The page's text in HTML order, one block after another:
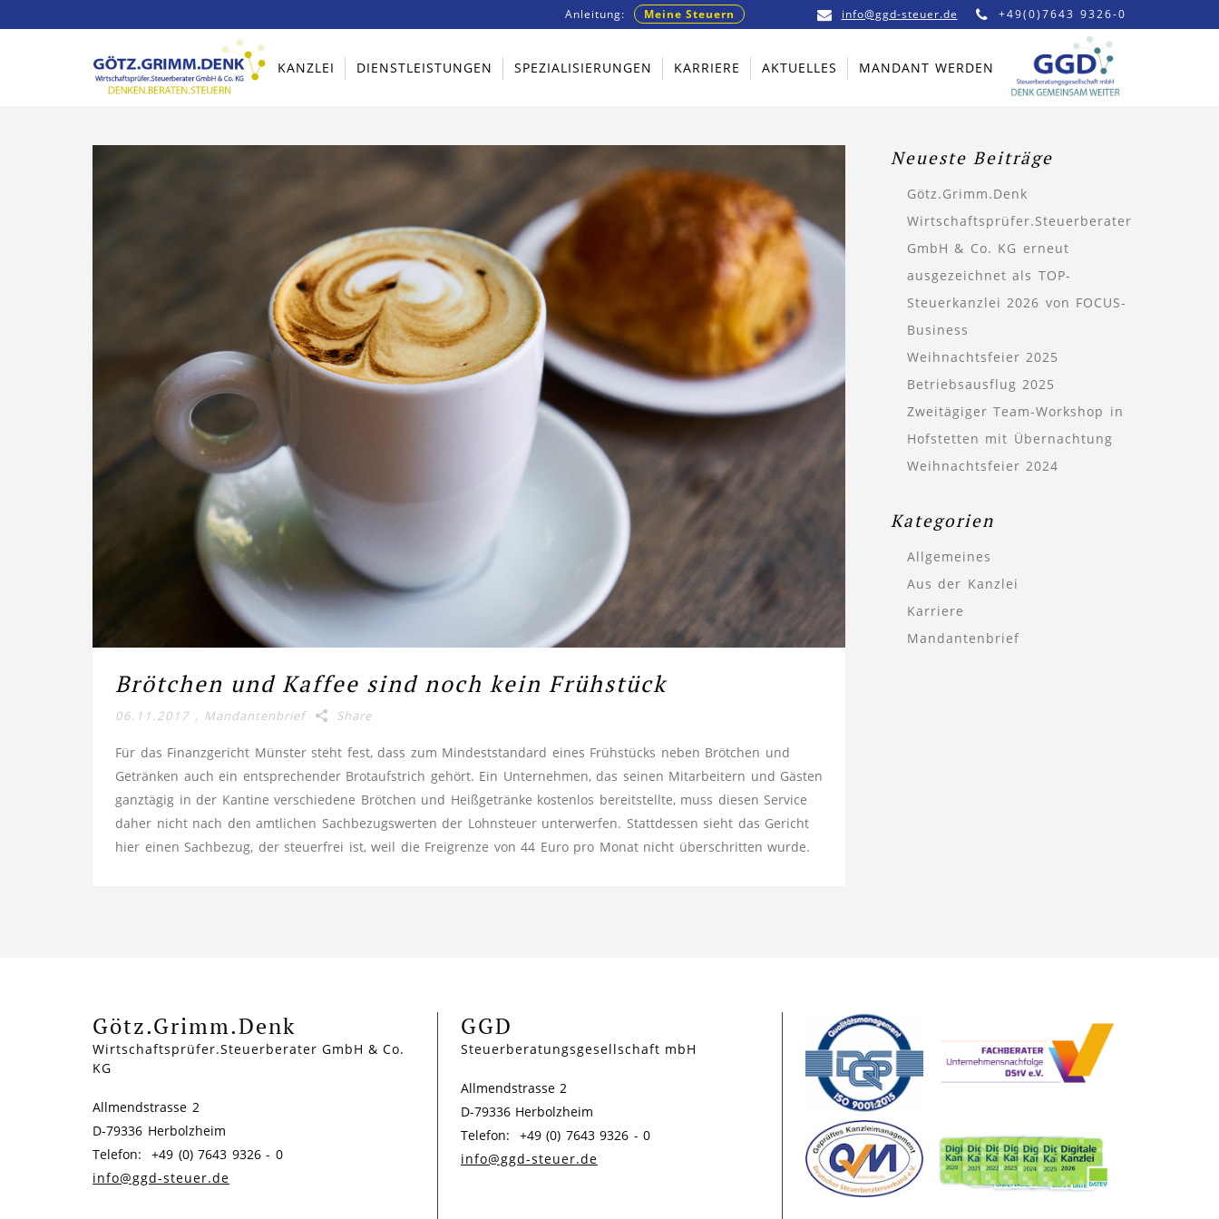
Anleitung: Meine Steuern info@ggd-steuer.de +49(0)7643 9326-0
KANZLEI DIENSTLEISTUNGEN SPEZIALISIERUNGEN KARRIERE AKTUELLES MANDANT WERDEN
Brötchen und Kaffee sind noch kein Frühstück
06.11.2017 Mandantenbrief Share
Für das Finanzgericht Münster steht fest, dass zum Mindeststandard eines Frühstücks neben Brötchen und
Getränken auch ein entsprechender Brotaufstrich gehört. Ein Unternehmen, das seinen Mitarbeitern und Gästen
ganztägig in der Kantine verschiedene Brötchen und Heißgetränke kostenlos bereitstellte, muss diesen Service
daher nicht nach den amtlichen Sachbezugswerten der Lohnsteuer unterwerfen. Stattdessen sieht das Gericht
hier einen Sachbezug, der steuerfrei ist, weil die Freigrenze von 44 Euro pro Monat nicht überschritten wurde.
Neueste Beiträge
Götz.Grimm.Denk
Wirtschaftsprüfer.Steuerberater
GmbH & Co. KG erneut
ausgezeichnet als TOP-
Steuerkanzlei 2026 von FOCUS-
Business
Weihnachtsfeier 2025
Betriebsausflug 2025
Zweitägiger Team-Workshop in
Hofstetten mit Übernachtung
Weihnachtsfeier 2024
Kategorien
Allgemeines
Aus der Kanzlei
Karriere
Mandantenbrief
Götz.Grimm.Denk
Wirtschaftsprüfer.Steuerberater GmbH & Co.
KG
Allmendstrasse 2
D-79336 Herbolzheim
Telefon: +49 (0) 7643 9326 - 0
info@ggd-steuer.de
GGD
Steuerberatungsgesellschaft mbH
Allmendstrasse 2
D-79336 Herbolzheim
Telefon: +49 (0) 7643 9326 - 0
info@ggd-steuer.de